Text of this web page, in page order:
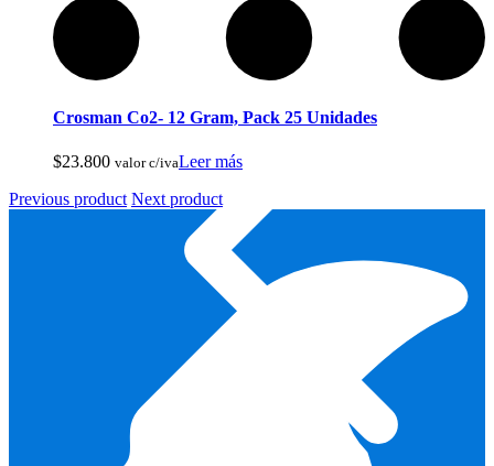
Reels De Pesca Abu Garcia
Crosman Co2- 12 Gram, Pack 25 Unidades
$23.800 valor c/ivaLeer más
Previous product Next product